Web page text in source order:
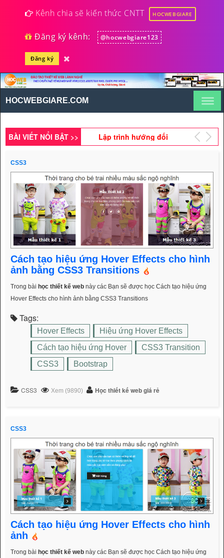
Kênh chia sẽ kiến thức CNTT HOCWEBGIARE
Đăng ký kênh: @hocwebgiare123
Đăng ký
HOCWEBGIARE.COM
BÀI VIẾT NỔI BẬT >>
Thiết kế giao diện website
HTML5,CSS3,RWD (Phần
45)
Lập trình hướng đối
tượng PHP viết chương
(Phần 1)
HTML5 & PHP (Phần 7)
Lập trình hướng đối
tượng PHP viết chương
phẩm khuyến mãi bằng
Bootstrap
CSS3
Cách tạo hiệu ứng Hover Effects cho hình
ảnh bằng CSS3 Transitions
Trong bài học thiết kế web này các Bạn sẽ được học Cách tạo hiệu ứng
Hover Effects cho hình ảnh bằng CSS3 Transitions
Tags:
Hover Effects
Hiệu ứng Hover Effects
Cách tạo hiệu ứng Hover
CSS3 Transition
CSS3
Bootstrap
CSS3 Xem (9890) Học thiết kế web giá rẻ
CSS3
Cách tạo hiệu ứng Hover Effects cho hình
ảnh
Trong bài học thiết kế web này các Bạn sẽ được học Cách tạo hiệu ứng